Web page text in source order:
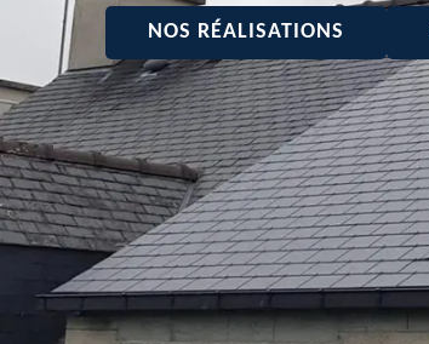
NOS RÉALISATIONS